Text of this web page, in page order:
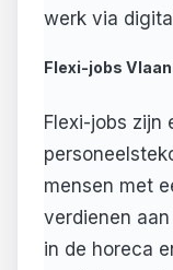
werk via
Flexi-jobs
Flexi-jobs zijn
mensen met
verdienen
in de horeca